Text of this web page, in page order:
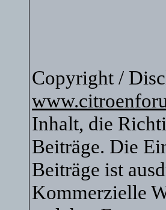
Copyright /
Inhalt, die
Beiträge. Die
Beiträge ist
Kommerzielle